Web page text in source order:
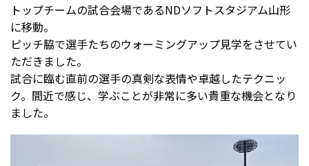
トップチームの試合会場であるNDソフトスタジアム山形
に移動。
ピッチ脇で選手たちのウォーミングアップ見学をさせてい
ただきました。
試合に臨む直前の選手の真剣な表情や卓越したテクニッ
ク。間近で感じ、学ぶことが非常に多い貴重な機会となり
ました。